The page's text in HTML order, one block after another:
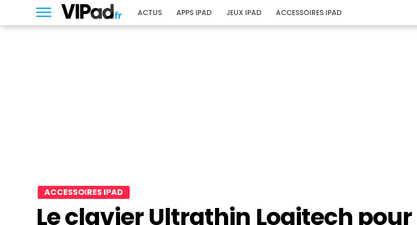
ACTUS APPS IPAD JEUX IPAD ACCESSOIRES IPAD
ACCESSOIRES IPAD
Le clavier Ultrathin Logitech pour